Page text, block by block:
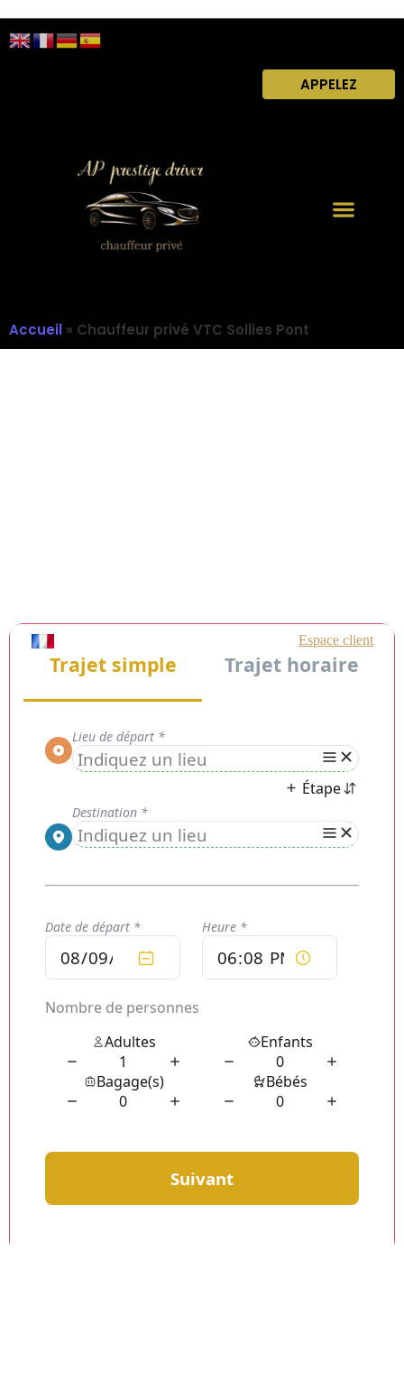
APPELEZ
Accueil » Chauffeur privé VTC Sollies Pont